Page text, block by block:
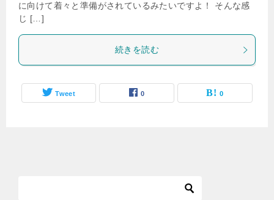
に向けて着々と準備がされているみたいですよ！ そんな感
じ […]
続きを読む
Tweet 0 0